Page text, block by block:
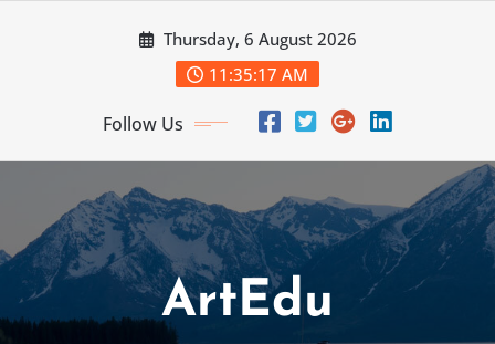
Thursday, 6 August 2026
11:35:19 AM
Follow Us
ArtEdu